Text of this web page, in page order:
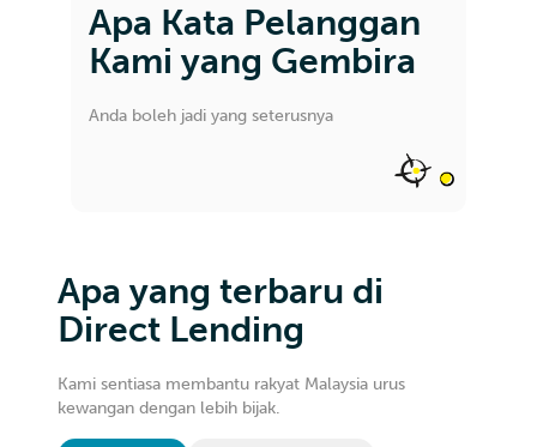
Apa Kata Pelanggan
Kami yang Gembira
Anda boleh jadi yang seterusnya
Apa yang terbaru di
Direct Lending
Kami sentiasa membantu rakyat Malaysia urus
kewangan dengan lebih bijak.